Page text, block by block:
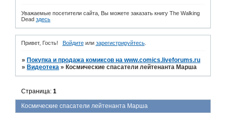
Уважаемые посетители сайта, Вы можете заказать книгу The Walking
Dead здесь
Привет, Гость! Войдитеили зарегистрируйтесь.
» Покупка и продажа комиксов на www.comics.liveforums.ru
» Видеотека » Космические спасатели лейтенанта Марша
Космические спасатели лейтенанта Марша
Страница:1